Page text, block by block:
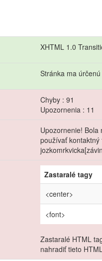
XHTML 1.0
Stránka ma
Chyby : 91
Upozornenia : 11
Upozornenie!
používať
Zastaralé tagy
<center>
<font>
Zastaralé HTML
nahradiť tieto